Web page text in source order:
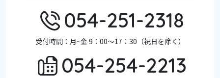
054-251-2318
受付時間：月~金 9：00～17：30（祝日を除く）
054-254-2213